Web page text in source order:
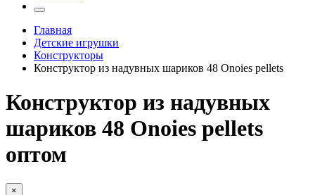
Главная
Детские игрушки
Конструкторы
Конструктор из надувных шариков 48 Onoies pellets
Конструктор из надувных
шариков 48 Onoies pellets
оптом
×